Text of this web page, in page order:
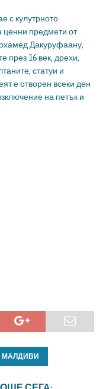
с кулутрното
ценни предмети от
Дакуруфаану,
през 16 век, дрехи,
статуи и
е отворен всеки ден
на петък и
МАЛДИВИ